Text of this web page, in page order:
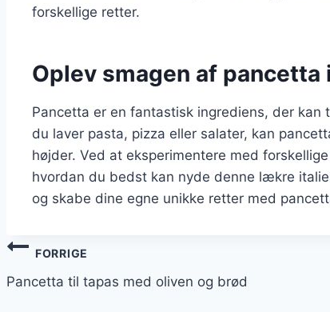
forskellige retter.
Oplev smagen af pancetta
Pancetta er en fantastisk ingrediens, der
du laver pasta, pizza eller salater, kan
højder. Ved at eksperimentere med
hvordan du bedst kan nyde denne lækre
og skabe dine egne unikke retter med
Indlægsnavigation
FORRIGE
Pancetta til tapas med oliven og brød